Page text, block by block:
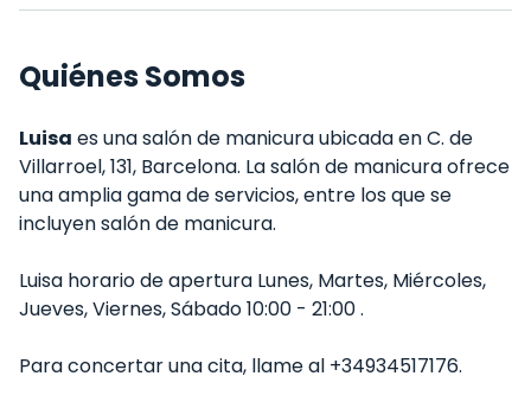
Quiénes Somos
Luisa es una salón de manicura ubicada en C. de
Villarroel, 131, Barcelona. La salón de manicura ofrece
una amplia gama de servicios, entre los que se
incluyen salón de manicura.
Luisa horario de apertura Lunes, Martes, Miércoles,
Jueves, Viernes, Sábado 10:00 - 21:00 .
Para concertar una cita, llame al +34934517176.